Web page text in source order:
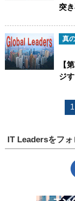
突
真
【
ジ
1
IT Leadersをフォ